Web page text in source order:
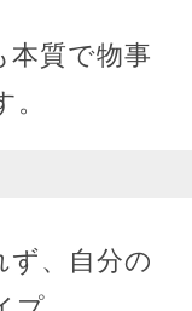
本質で物事
ず、自分の